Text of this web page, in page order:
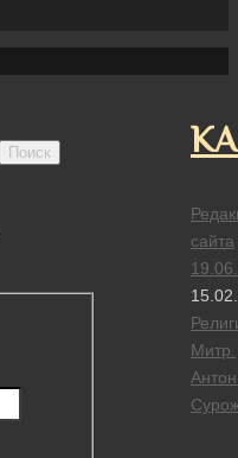
сайта
Митр.
Поиск